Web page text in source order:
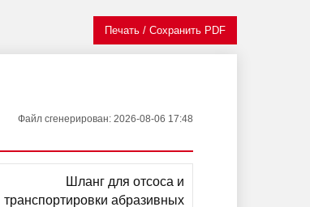
Печать / Сохранить PDF
Файл сгенерирован: 2026-08-06 17:48